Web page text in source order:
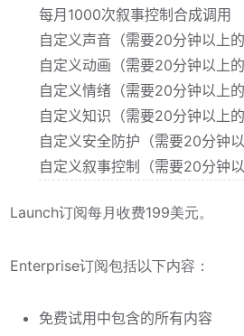
每月1000次叙事控制合成调用
自定义声音（需要20分钟以上的
自定义动画（需要20分钟以上的
自定义情绪（需要20分钟以上的
自定义知识（需要20分钟以上的
自定义安全防护（需要20分钟
自定义叙事控制（需要20分钟
Launch订阅每月收费199美元。
Enterprise订阅包括以下内容：
免费试用中包含的所有内容